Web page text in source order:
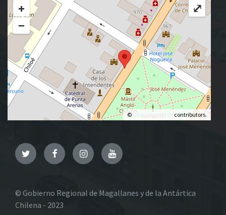
+
−
© OpenStreetMap contributors.
⤢
TwitterFacebookInstagramYouTube
© Gobierno Regional de Magallanes y de la Antártica
Chilena - 2023